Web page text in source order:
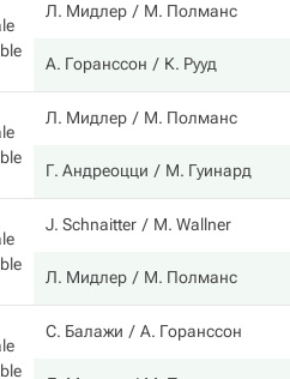
Л. Мидлер М. Полманс
А. Горанссон К. Рууд
Л. Мидлер М. Полманс
Г. Андреоцци М. Гуинард
J. Schnaitter M. Wallner
Л. Мидлер М. Полманс
С. Балажи А. Горанссон